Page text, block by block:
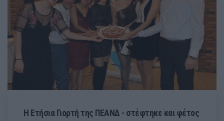
Η Ετήσια Γιορτή της ΠΕΑΝΔ - στέφτηκε και φέτος